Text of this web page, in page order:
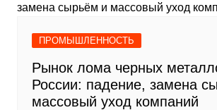
ПРОМЫШЛЕННОСТЬ
Рынок лома черных
России: падение, замена
массовый уход компаний